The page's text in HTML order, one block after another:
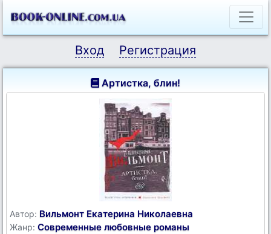
Вход Регистрация
Артистка, блин!
Автор: Вильмонт Екатерина Николаевна
Жанр: Современные любовные романы